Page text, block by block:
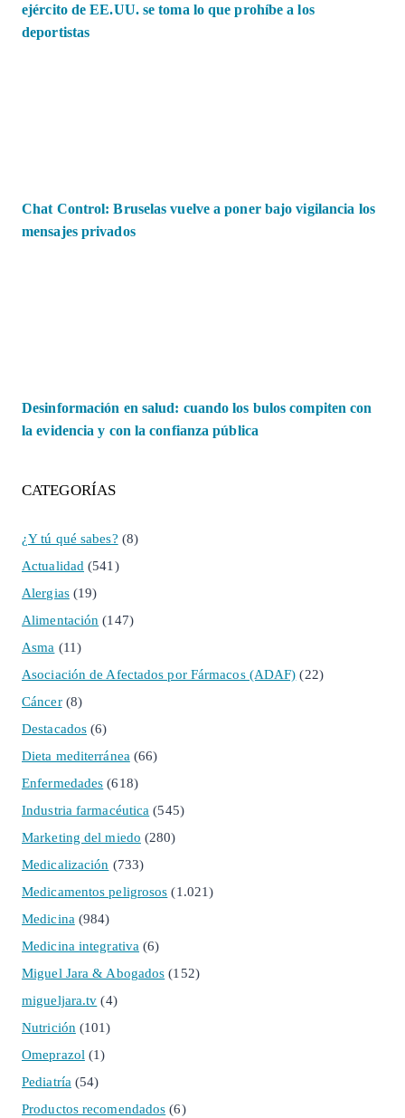
ejército de EE.UU. se toma lo que prohíbe a los
deportistas
Chat Control: Bruselas vuelve a poner bajo vigilancia los
mensajes privados
Desinformación en salud: cuando los bulos compiten con
la evidencia y con la confianza pública
CATEGORÍAS
¿Y tú qué sabes? (8)
Actualidad (541)
Alergias(19)
Alimentación (147)
Asma (11)
Asociación de Afectados por Fármacos (ADAF) (22)
Cáncer(8)
Destacados (6)
Dieta mediterránea (66)
Enfermedades (618)
Industria farmacéutica (545)
Marketing del miedo (280)
Medicalización (733)
Medicamentos peligrosos (1.021)
Medicina (984)
Medicina integrativa (6)
Miguel Jara & Abogados (152)
migueljara.tv (4)
Nutrición (101)
Omeprazol (1)
Pediatría (54)
Productos recomendados (6)